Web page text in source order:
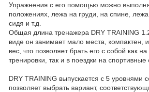
Упражнения с его помощью можно
положениях, лежа на груди, на спине, лежа
сидя и т.д.
Общая длина тренажера DRY TRAINING
виде он занимает мало места, компактен,
вес, что позволяет брать его с собой как
тренировки, так и в поездки на спортивные
DRY TRAINING выпускается с 5 уровнями
позволяет выбрать вариант,